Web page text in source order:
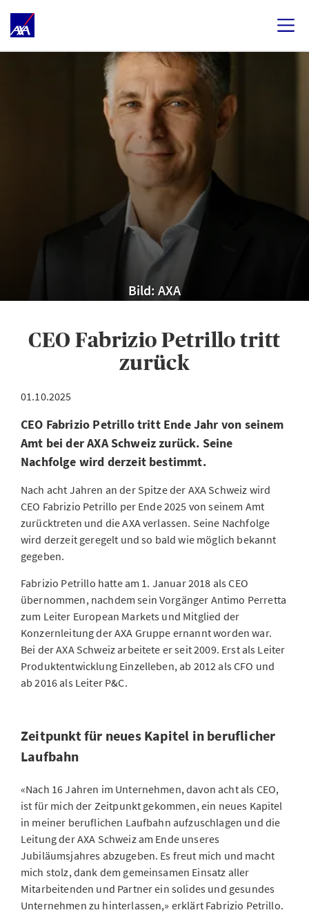
Bild: AXA
CEO Fabrizio Petrillo tritt
zurück
01.10.2025
CEO Fabrizio Petrillo tritt Ende Jahr von seinem
Amt bei der AXA Schweiz zurück. Seine
Nachfolge wird derzeit bestimmt.
Nach acht Jahren an der Spitze der AXA Schweiz wird
CEO Fabrizio Petrillo per Ende 2025 von seinem Amt
zurücktreten und die AXA verlassen. Seine Nachfolge
wird derzeit geregelt und so bald wie möglich bekannt
gegeben.
Fabrizio Petrillo hatte am 1. Januar 2018 als CEO
übernommen, nachdem sein Vorgänger Antimo Perretta
zum Leiter European Markets und Mitglied der
Konzernleitung der AXA Gruppe ernannt worden war.
Bei der AXA Schweiz arbeitete er seit 2009. Erst als Leiter
Produktentwicklung Einzelleben, ab 2012 als CFO und
ab 2016 als Leiter P&C.
Zeitpunkt für neues Kapitel in beruflicher
Laufbahn
«Nach 16 Jahren im Unternehmen, davon acht als CEO,
ist für mich der Zeitpunkt gekommen, ein neues Kapitel
in meiner beruflichen Laufbahn aufzuschlagen und die
Leitung der AXA Schweiz am Ende unseres
Jubiläumsjahres abzugeben. Es freut mich und macht
mich stolz, dank dem gemeinsamen Einsatz aller
Mitarbeitenden und Partner ein solides und gesundes
Unternehmen zu hinterlassen,» erklärt Fabrizio Petrillo.